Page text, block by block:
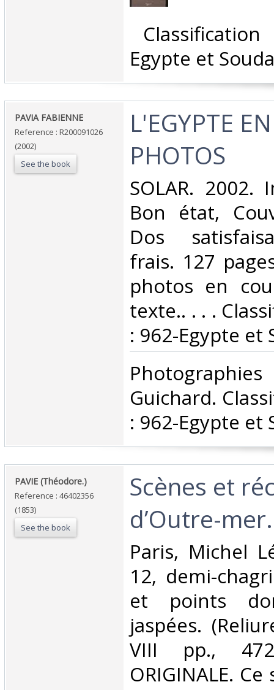
Egypte et
‎PAVIA FABIENNE‎
Reference : R200091026
(2002)
See the book
‎L'EGYPTE
PHOTOS‎
‎SOLAR. 2002.
Bon état,
Dos
frais. 127
photos en
texte.. . . .
: 962-Egypte et
Guichard.
: 962-Egypte et
‎PAVIE (Théodore.)‎
Reference : 46402356
(1853)
See the book
‎Scènes et
d’Outre-mer.‎
‎Paris, Michel
12, demi-
et points
jaspées.
VIII pp., 472
ORIGINALE.